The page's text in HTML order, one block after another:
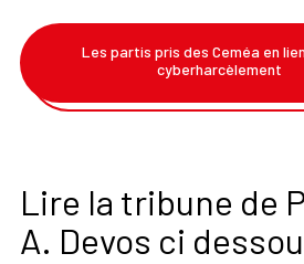
Les partis pris des Ceméa en
cyberharcèlement
Lire la tribune de
A. Devos ci